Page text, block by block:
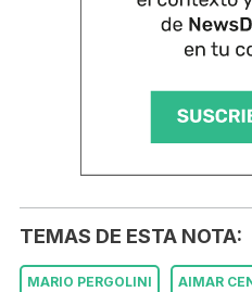
TEMAS DE ESTA NOTA:
MARIO PERGOLINI AIMAR